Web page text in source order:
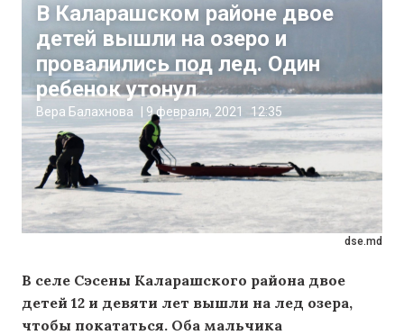
dse.md
В Каларашском районе двое
детей вышли на озеро и
провалились под лед. Один
ребенок утонул
Вера Балахнова 9 февраля, 2021 12:35
В селе Сэсены Каларашского района двое
детей 12 и девяти лет вышли на лед озера,
чтобы покататься. Оба мальчика